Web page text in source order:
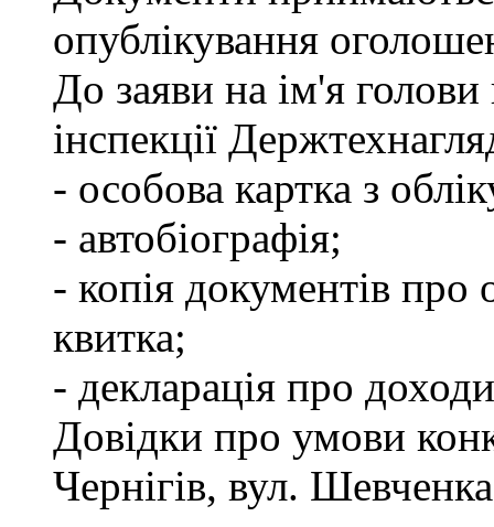
опублікування
До заяви на ім'я голови
інспекції
- особова картка з
- автобіографія;
- копія документів про
квитка;
- декларація про
Довідки про умови
Чернігів, вул.